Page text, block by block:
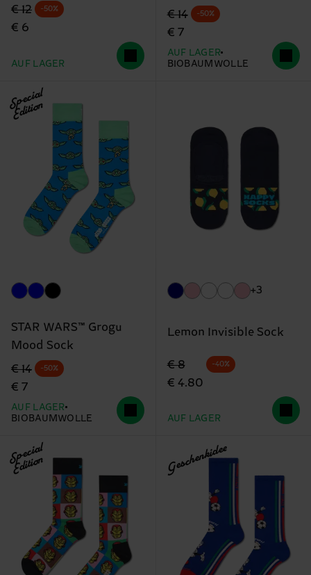
Originalpreis
€ 12
Reduzierter Preis
€ 6
-50%
AUF LAGER
Originalpreis
€ 14
Reduzierter Preis
€ 7
-50%
AUF LAGER
BIOBAUMWOLLE
Special
Edition
STAR WARS™ Grogu
Mood Sock
Originalpreis
€ 14
Reduzierter Preis
€ 7
-50%
AUF LAGER
BIOBAUMWOLLE
+3
Lemon Invisible Sock
Originalpreis
€ 8
Reduzierter Preis
€ 4.80
-40%
AUF LAGER
Special
Edition Geschenkidee